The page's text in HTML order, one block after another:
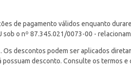
de pagamento válidos enquanto
sob o nº 87.345.021/0073-00 -
descontos podem ser aplicados
desconto. Consulte os termos